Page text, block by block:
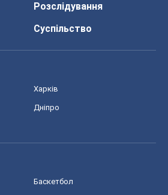
Розслідування
Суспільство
Харків
Дніпро
Баскетбол